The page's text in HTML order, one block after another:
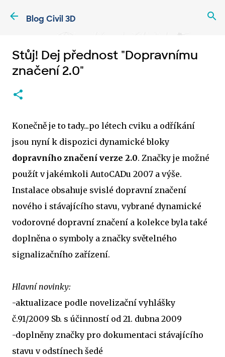
Blog Civil 3D
Stůj! Dej přednost "Dopravnímu
značení 2.0"
Konečně je to tady...po létech cviku a odříkání
jsou nyní k dispozici dynamické bloky
dopravního značení verze 2.0. Značky je možné
použít v jakémkoli AutoCADu 2007 a výše.
Instalace obsahuje svislé dopravní značení
nového i stávajícího stavu, vybrané dynamické
vodorovné dopravní značení a kolekce byla také
doplněna o symboly a značky světelného
signalizačního zařízení.
Hlavní novinky:
-aktualizace podle novelizační vyhlášky
č.91/2009 Sb. s účinností od 21. dubna 2009
-doplněny značky pro dokumentaci stávajícího
stavu v odstínech šedé